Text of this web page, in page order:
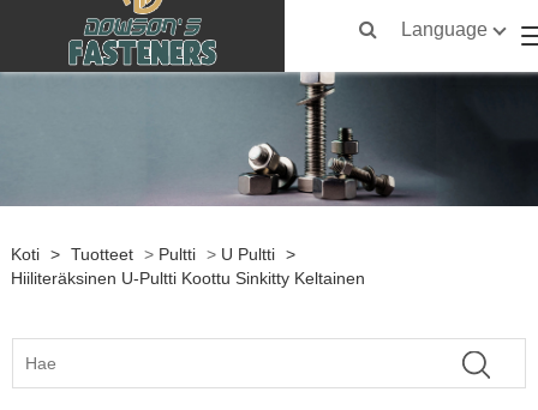
Language
Koti > Tuotteet > Pultti > U Pultti >
Hiiliteräksinen U-Pultti Koottu Sinkitty Keltainen